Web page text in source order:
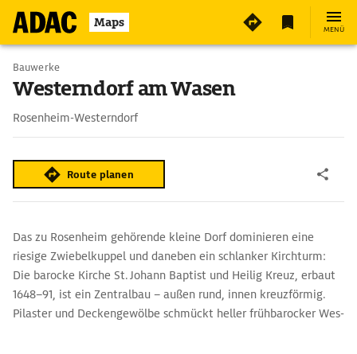
Maps MENÜ
Bauwerke
Westerndorf am Wasen
Rosenheim-Westerndorf
Route planen
Das zu Rosenheim gehörende kleine Dorf dominieren eine
riesige Zwiebelkuppel und daneben ein schlanker Kirchturm:
Die barocke Kirche St. Johann Baptist und Heilig Kreuz, erbaut
1648–91, ist ein Zentralbau – außen rund, innen kreuzförmig.
Pilaster und Deckengewölbe schmückt heller frühbarocker Wes­